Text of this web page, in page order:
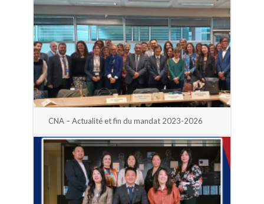
CNA – Actualité et fin du mandat 2023-2026